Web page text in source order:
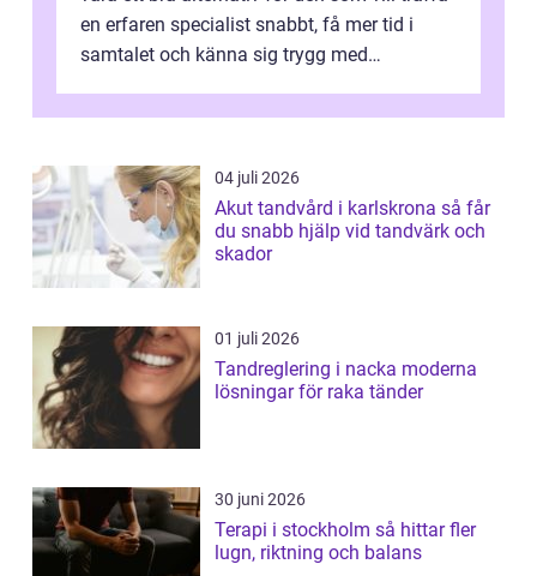
en erfaren specialist snabbt, få mer tid i
samtalet och känna sig trygg med
04 juli 2026
Akut tandvård i karlskrona så får
du snabb hjälp vid tandvärk och
skador
01 juli 2026
Tandreglering i nacka moderna
lösningar för raka tänder
30 juni 2026
Terapi i stockholm så hittar fler
lugn, riktning och balans